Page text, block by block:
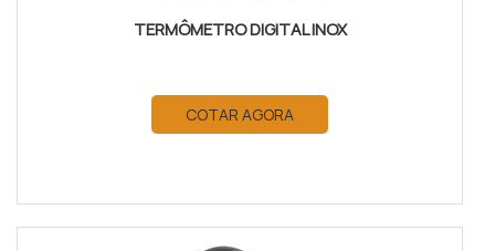
TERMÔMETRO DIGITAL INOX
COTAR AGORA